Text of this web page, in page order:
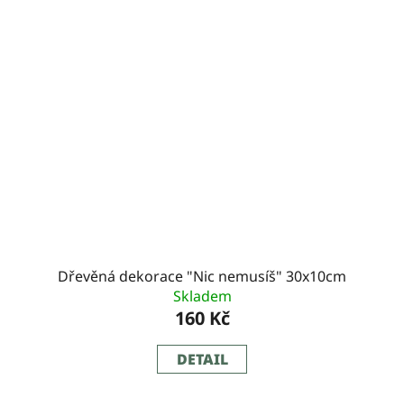
Dřevěná dekorace "Nic nemusíš" 30x10cm
Skladem
160 Kč
DETAIL